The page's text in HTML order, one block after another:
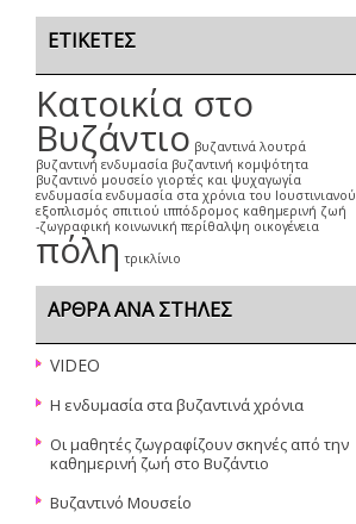
ΕΤΙΚΈΤΕΣ
Κατοικία στο
Βυζάντιο βυζαντινά λουτρά
βυζαντινή ενδυμασία βυζαντινή κομψότητα
βυζαντινό μουσείο γιορτές και ψυχαγωγία
ενδυμασία ενδυμασία στα χρόνια του Ιουστινιανού
εξοπλισμός σπιτιού ιππόδρομος καθημερινή ζωή
-ζωγραφική κοινωνική περίθαλψη οικογένεια
πόλη τρικλίνιο
ΆΡΘΡΑ ΑΝΆ ΣΤΉΛΕΣ
VIDEO
Η ενδυμασία στα βυζαντινά χρόνια
Οι μαθητές ζωγραφίζουν σκηνές από την
καθημερινή ζωή στο Βυζάντιο
Βυζαντινό Μουσείο